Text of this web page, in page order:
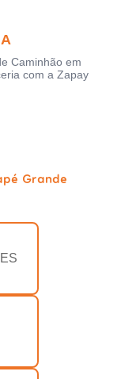
Caminhão em
com a Zapay
Grande